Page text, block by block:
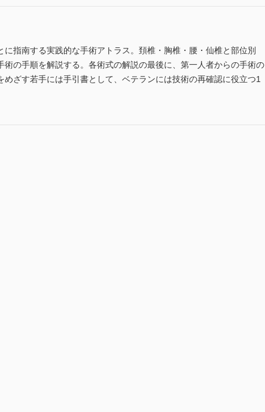
指南する実践的な手術アトラス。頚椎・胸椎・腰・仙椎と部位別
の手順を解説する。各術式の解説の最後に、第一人者からの手術の
ざす若手には手引書として、ベテランには技術の再確認に役立つ1